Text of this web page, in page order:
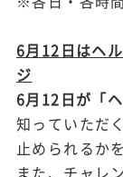
6月12日はヘ
ジ
6月12日が「
知っていただ
止められるか
また、チャレ